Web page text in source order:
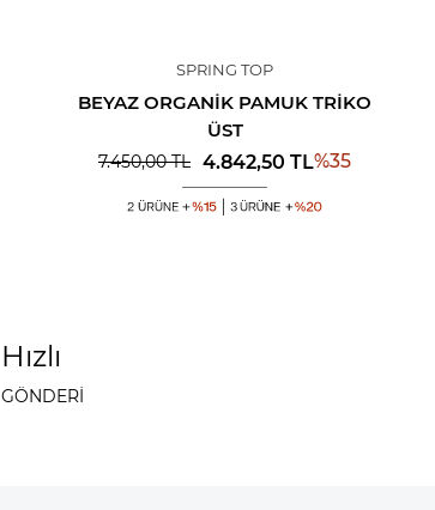
SPRING TOP
BEYAZ ORGANIK PAMUK TRIKO
ÜST
7.450,00TL 4.842,50 TL%35
Hızlı
GÖNDERİ